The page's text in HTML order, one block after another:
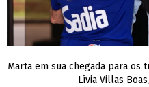
Marta em sua chegada para os
Lívia Villas